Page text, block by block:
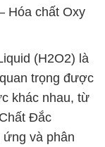
Hóa chất Oxy
(H2O2) là
trọng được
khác nhau, từ
Đắc
và phân